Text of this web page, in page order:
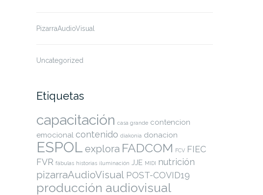
PizarraAudioVisual
Uncategorized
Etiquetas
capacitación casa grande contencion
emocional contenido diakonia donacion
ESPOL explora FADCOM FCV FIEC
FVR fábulas historias iluminación JJE MIDI nutrición
pizarraAudioVisual POST-COVID19
producción audiovisual